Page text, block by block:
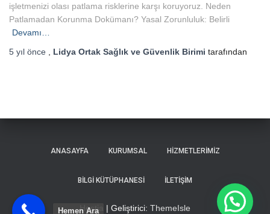
işletmenizi olası patlama risklerine karşı koruyoruz. Neden
Patlamadan Korunma Dokümanı? Yasal Zorunluluk: Belirli
Devamı…
5 yıl önce , Lidya Ortak Sağlık ve Güvenlik Birimi tarafından
ANASAYFA KURUMSAL HIZMETLERIMIZ
BILGI KÜTÜPHANESI İLETIŞIM
Hestia | Geliştirici: ThemeIsle
Hemen Ara